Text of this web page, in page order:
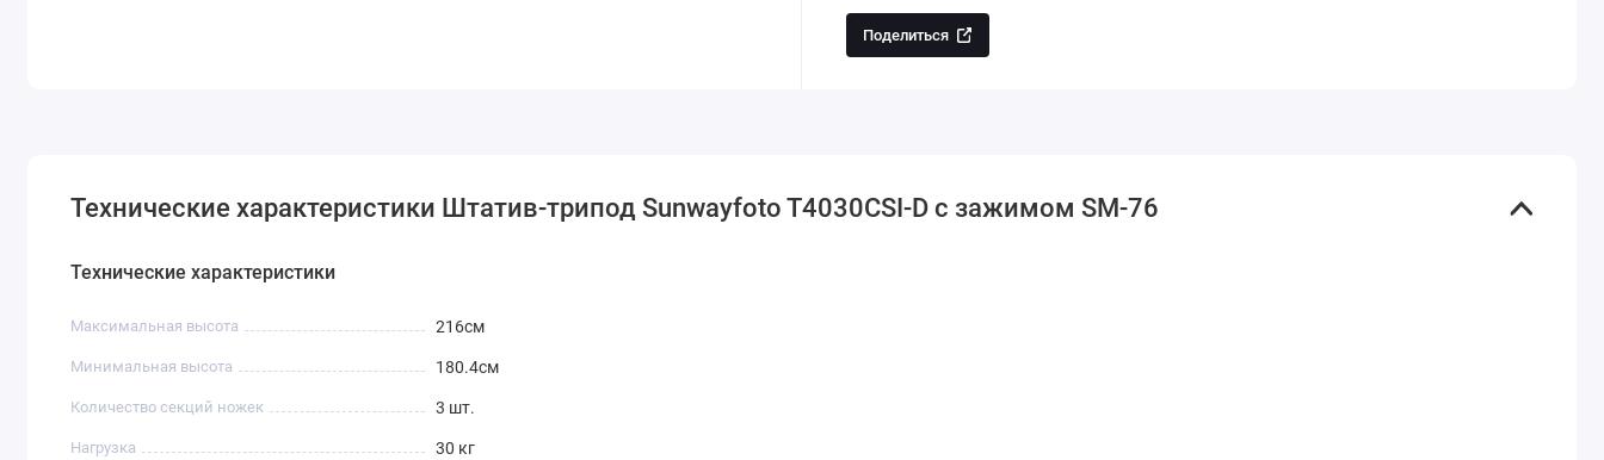
Поделиться
Технические характеристики Штатив-трипод Sunwayfoto T4030CSI-D с зажимом SM-76
Технические характеристики
Максимальная высота 216см
Минимальная высота 180.4см
Количество секций ножек 3 шт.
Нагрузка 30 кг